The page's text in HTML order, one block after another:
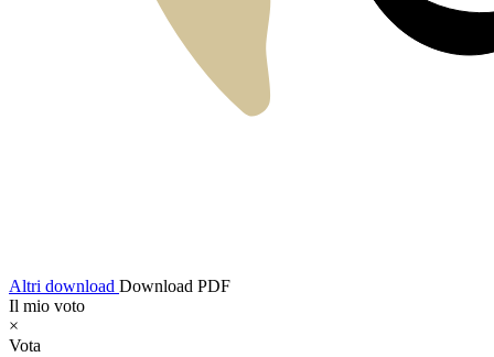
Altri download Download PDF
Il mio voto
×
Vota